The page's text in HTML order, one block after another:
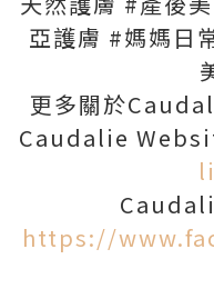
亞護膚 #媽媽日
更多關於
Caudalie
https://